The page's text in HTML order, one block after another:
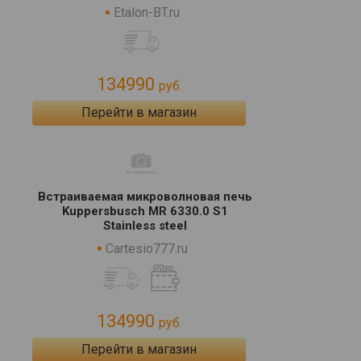
Etalon-BT.ru
134990 руб.
Перейти в магазин
Встраиваемая микроволновая печь
Kuppersbusch MR 6330.0 S1
Stainless steel
Cartesio777.ru
134990 руб.
Перейти в магазин